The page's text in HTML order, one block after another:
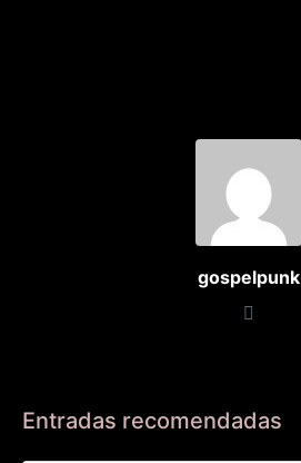
gospelpunk
Entradas recomendadas